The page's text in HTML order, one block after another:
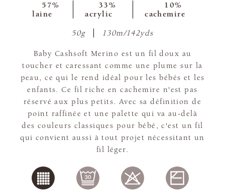
57%
laine
33%
acrylic
10%
cachemire
50g 130m/142yds
Baby Cashsoft Merino est un fil doux au
toucher et caressant comme une plume sur la
peau, ce qui le rend idéal pour les bébés et les
enfants. Ce fil riche en cachemire n'est pas
réservé aux plus petits. Avec sa définition de
point raffinée et une palette qui va au-delà
des couleurs classiques pour bébé, c'est un fil
qui convient aussi à tout projet nécessitant un
fil léger.